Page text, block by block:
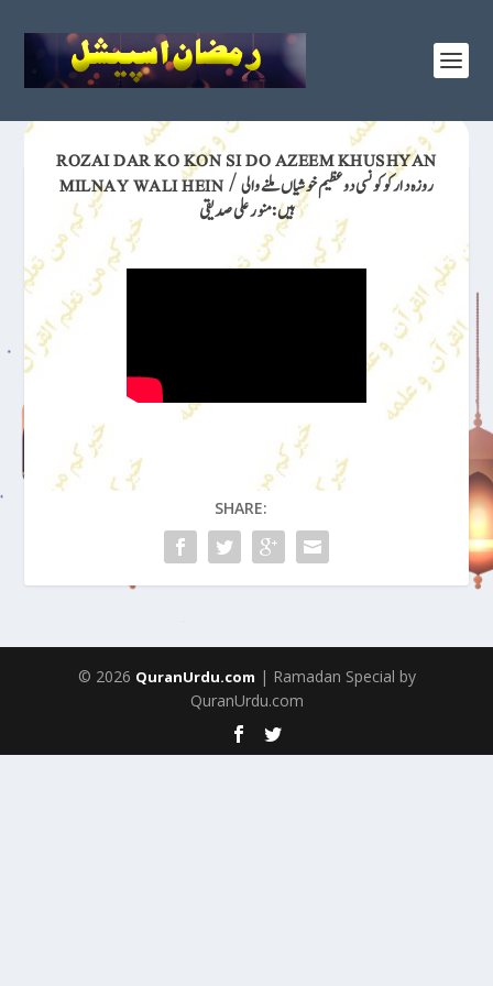
ROZAI DAR KO KON SI DO AZEEM KHUSHYAN
MILNAY WALI HEIN / روزہ دار کو کونسی دو عظیم خوشیاں ملنے والی
ہیں:منور علی صدیقی
SHARE:
© 2026 QuranUrdu.com | Ramadan Special by
QuranUrdu.com